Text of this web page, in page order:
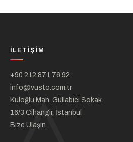
İLETIŞIM
+90 212 871 76 92
info@vusto.com.tr
Kuloğlu Mah. Güllabici Sokak
16/3 Cihangir, İstanbul
Bize Ulaşın